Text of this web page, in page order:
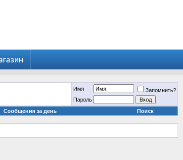
Имя
Запомнить?
Пароль
Сообщения за день Поиск